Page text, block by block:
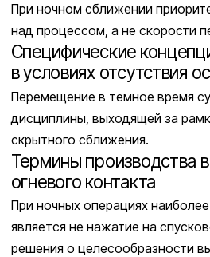
При ночном сближении
над процессом, а не скорости
Специфические
в условиях отсутствия
Перемещение в темное время
дисциплины, выходящей за
скрытного сближения.
Термины производства
огневого контакта
При ночных операциях
является не нажатие на
решения о целесообразности